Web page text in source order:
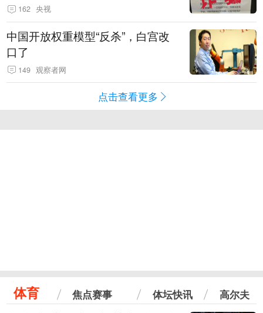
162 央视
中国开放权重模型“反杀”，白宫改
口了
149 观察者网
点击查看更多
体育 焦点赛事 体坛快讯 高尔夫